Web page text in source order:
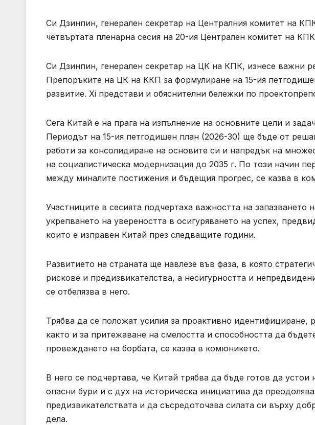
Си Дзинпин, генерален секретар на Централния комитет на
четвъртата пленарна сесия на 20-ия Централен комитет на
Си Дзинпин, генерален секретар на ЦК на КПК, изнесе важни
Препоръките на ЦК на ККП за формулиране на 15-ия
развитие. Xi представи и обяснителни бележки по
Сега Китай е на прага на изпълнение на основните цели и
Периодът на 15-ия петгодишен план (2026-30) ще бъде от
работи за консолидиране на основите си и напредък на
на социалистическа модернизация до 2035 г. По този начин
между миналите постижения и бъдещия прогрес, се казва в
Участниците в сесията подчертаха важността на запазването
укрепването на увереността в осигуряването на успех,
които е изправен Китай през следващите години.
Развитието на страната ще навлезе във фаза, в която
рискове и предизвикателства, а несигурността и
се отбелязва в него.
Трябва да се положат усилия за проактивно идентифициране,
както и за притежаване на смелостта и способността да
провеждането на борбата, се казва в комюникето.
В него се подчертава, че Китай трябва да бъде готов да
опасни бури и с дух на историческа инициатива да
предизвикателствата и да съсредоточава силата си върху
дела.